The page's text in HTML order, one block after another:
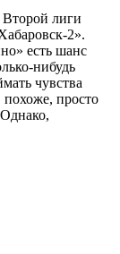
лиги
2».
есть шанс
нибудь
чувства
просто